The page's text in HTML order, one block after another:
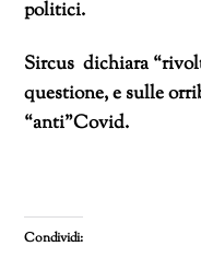
politici.
Sircus dichiara
questione, e sulle
“anti”Covid.
Condividi: